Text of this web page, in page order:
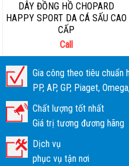
DÂY ĐỒNG HỒ CHOPARD
HAPPY SPORT DA CÁ SẤU CAO
CẤP
Call
Gia công theo tiêu chuẩn
PP, AP, GP, Piaget,
Chất lượng tốt nhất
Giá trị tương đương hãng
Dịch vụ
phục vụ tận nơi